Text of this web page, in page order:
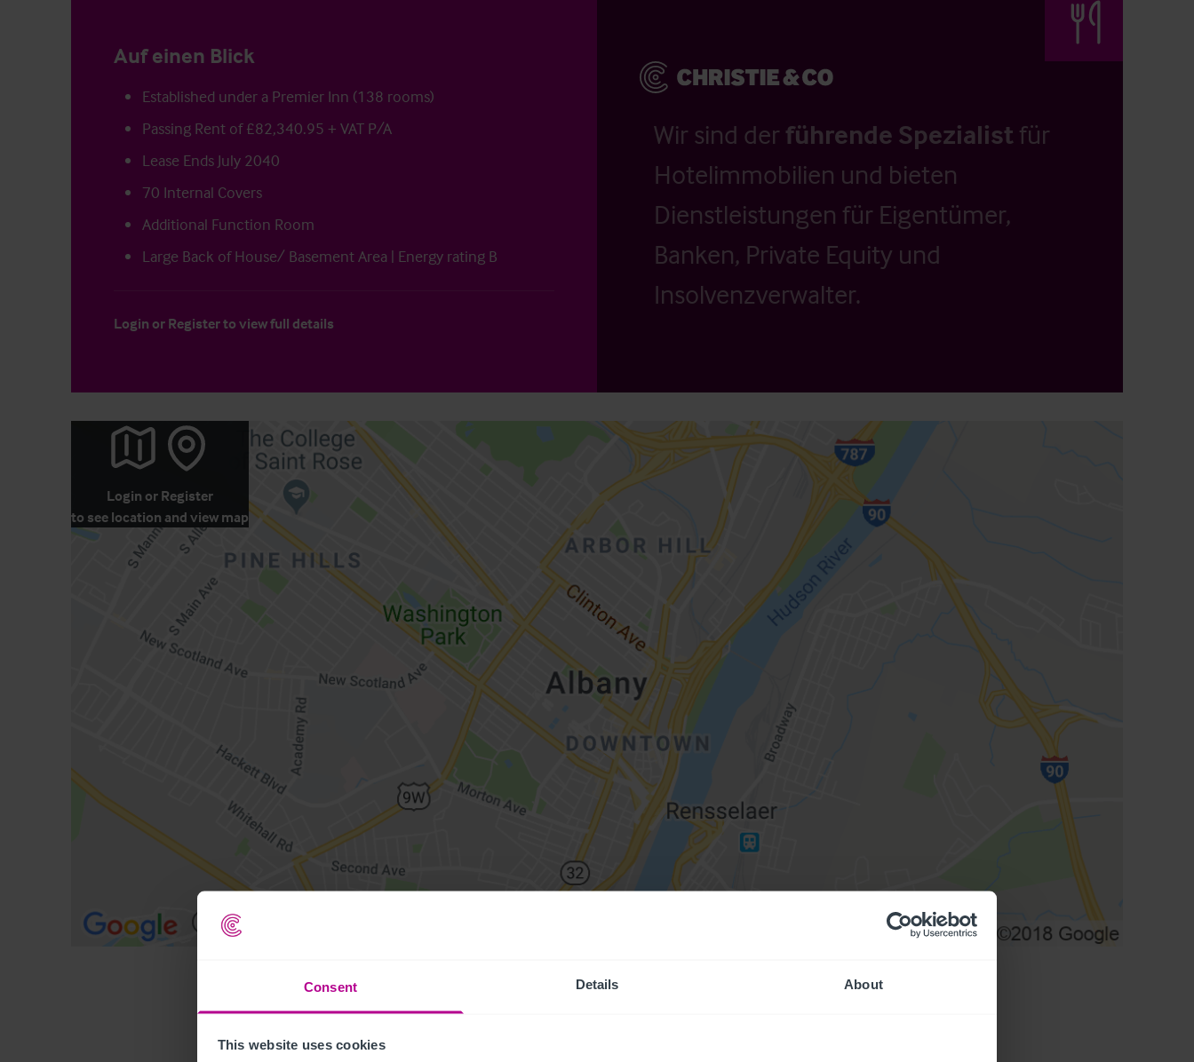
Consent Details About
This website uses cookies
Auf einen Blick
Established under a Premier Inn (138 rooms)
Passing Rent of £82,340.95 + VAT P/A
Lease Ends July 2040
70 Internal Covers
Additional Function Room
Large Back of House/ Basement Area | Energy rating B
Login or Registerto view full details
Wir sind der führende Spezialistfür
Hotelimmobilien und bieten
Dienstleistungen für Eigentümer,
Banken, Private Equity und
Insolvenzverwalter.
Login or Register
to see location and view map